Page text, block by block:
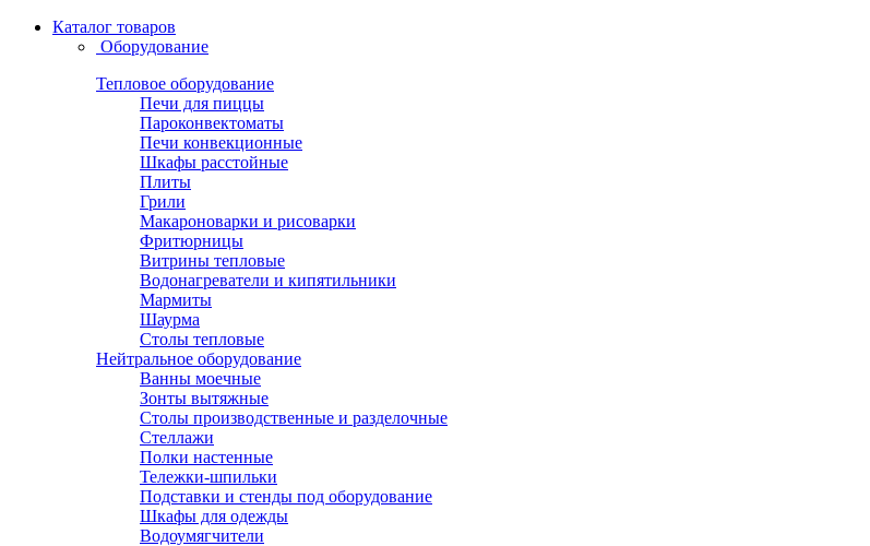
Каталог товаров
Оборудование
Тепловое оборудование
Печи для пиццы
Пароконвектоматы
Печи конвекционные
Шкафы расстойные
Плиты
Грили
Макароноварки и рисоварки
Фритюрницы
Витрины тепловые
Водонагреватели и кипятильники
Мармиты
Шаурма
Столы тепловые
Нейтральное оборудование
Ванны моечные
Зонты вытяжные
Столы производственные и разделочные
Стеллажи
Полки настенные
Тележки-шпильки
Подставки и стенды под оборудование
Шкафы для одежды
Водоумягчители